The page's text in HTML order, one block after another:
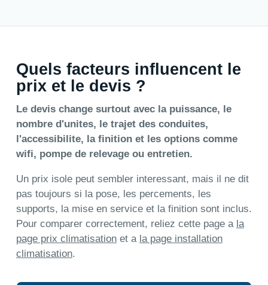
Quels facteurs influencent le
prix et le devis ?
Le devis change surtout avec la puissance, le
nombre d'unites, le trajet des conduites,
l'accessibilite, la finition et les options comme
wifi, pompe de relevage ou entretien.
Un prix isole peut sembler interessant, mais il ne dit
pas toujours si la pose, les percements, les
supports, la mise en service et la finition sont inclus.
Pour comparer correctement, reliez cette page a la
page prix climatisationet a la page installation
climatisation.